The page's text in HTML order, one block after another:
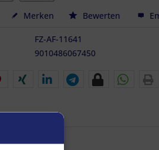
Merken Bewerten
FZ-AF-11641
9010486067450